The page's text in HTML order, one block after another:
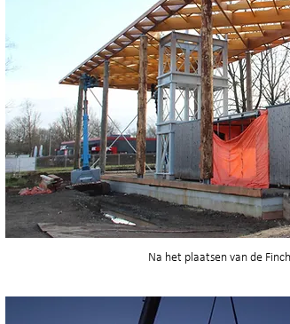
Na het plaatsen van de